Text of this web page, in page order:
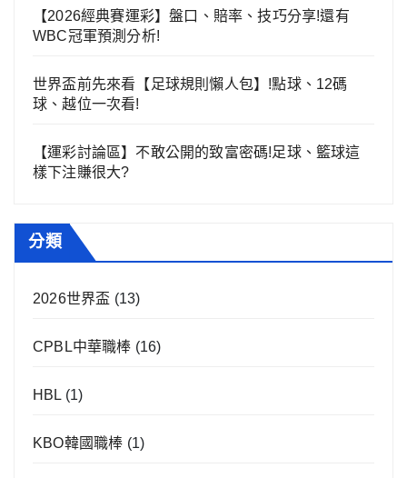
【2026經典賽運彩】盤口、賠率、技巧分享!還有
WBC冠軍預測分析!
世界盃前先來看【足球規則懶人包】!點球、12碼
球、越位一次看!
【運彩討論區】不敢公開的致富密碼!足球、籃球這
樣下注賺很大?
分類
2026世界盃 (13)
CPBL中華職棒 (16)
HBL (1)
KBO韓國職棒 (1)